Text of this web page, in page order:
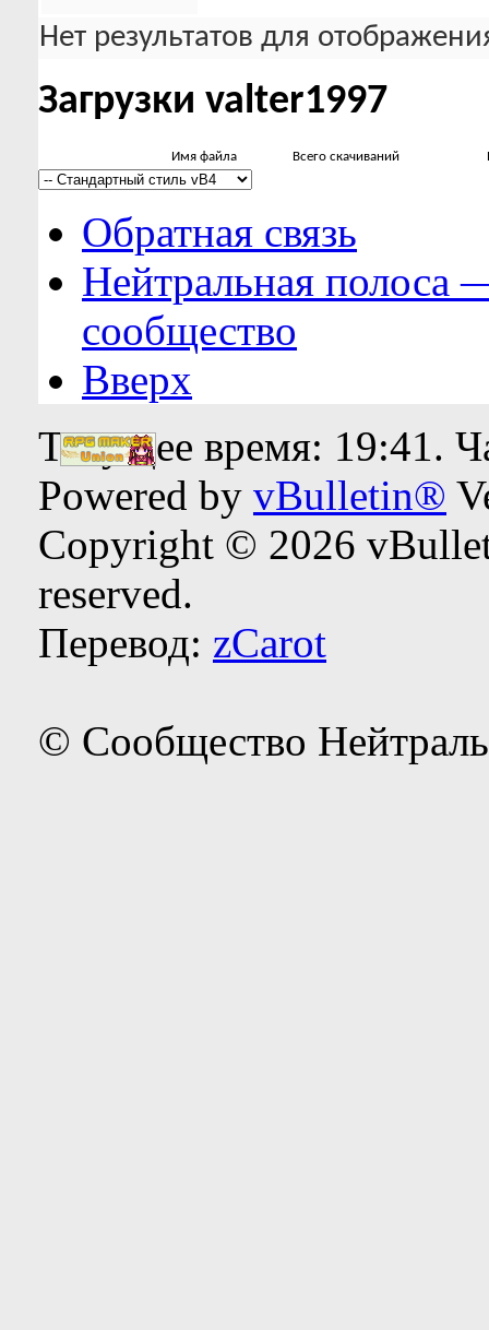
Нет результатов для
Загрузки valter1997
Имя файла Всего скачиваний
Обратная связь
Нейтральная полоса
сообщество
Вверх
Текущее время: 19:41.
Powered by vBulletin®
Copyright © 2026
reserved.
Перевод: zCarot
© Сообщество